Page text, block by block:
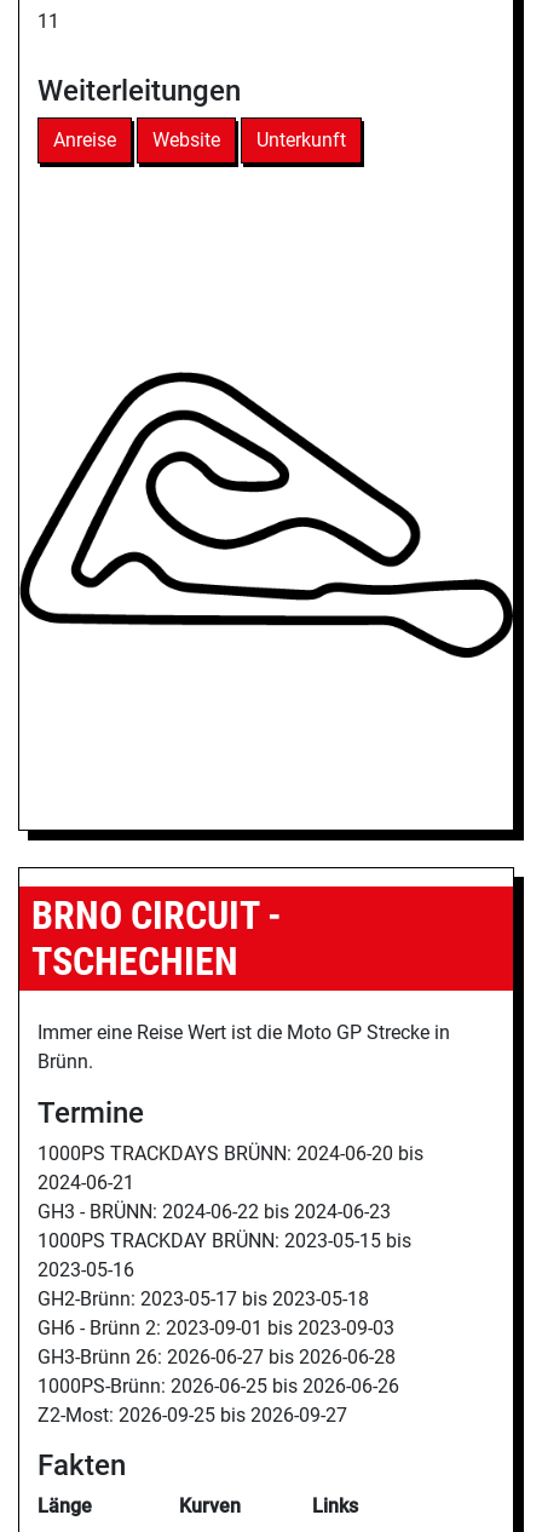
11
Weiterleitungen
Anreise Website Unterkunft
BRNO CIRCUIT -
TSCHECHIEN
Immer eine Reise Wert ist die Moto GP Strecke in
Brünn.
Termine
1000PS TRACKDAYS BRÜNN: 2024-06-20 bis
2024-06-21
GH3 - BRÜNN: 2024-06-22 bis 2024-06-23
1000PS TRACKDAY BRÜNN: 2023-05-15 bis
2023-05-16
GH2-Brünn: 2023-05-17 bis 2023-05-18
GH6 - Brünn 2: 2023-09-01 bis 2023-09-03
GH3-Brünn 26: 2026-06-27 bis 2026-06-28
1000PS-Brünn: 2026-06-25 bis 2026-06-26
Z2-Most: 2026-09-25 bis 2026-09-27
Fakten
Länge Kurven Links